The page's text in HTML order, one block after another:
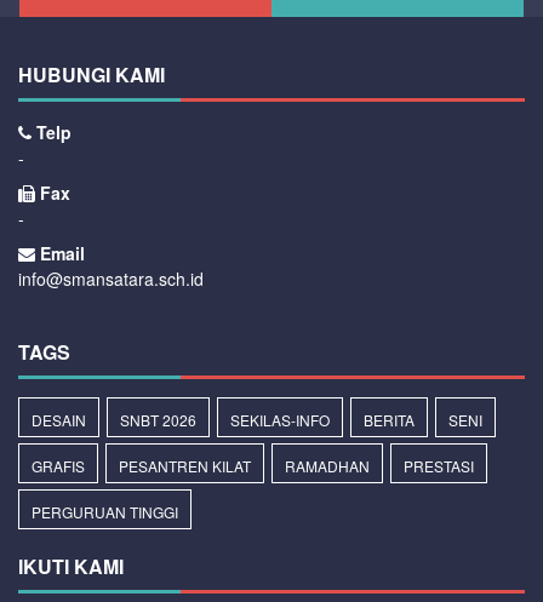
HUBUNGI KAMI
Telp
-
Fax
-
Email
info@smansatara.sch.id
TAGS
DESAIN SNBT 2026 SEKILAS-INFO BERITA SENI
GRAFIS PESANTREN KILAT RAMADHAN PRESTASI
PERGURUAN TINGGI
IKUTI KAMI